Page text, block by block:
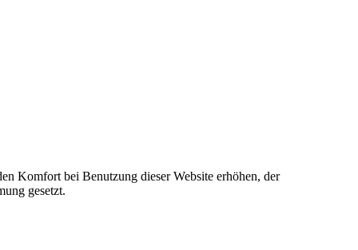
Komfort bei Benutzung dieser Website erhöhen, der
gesetzt.